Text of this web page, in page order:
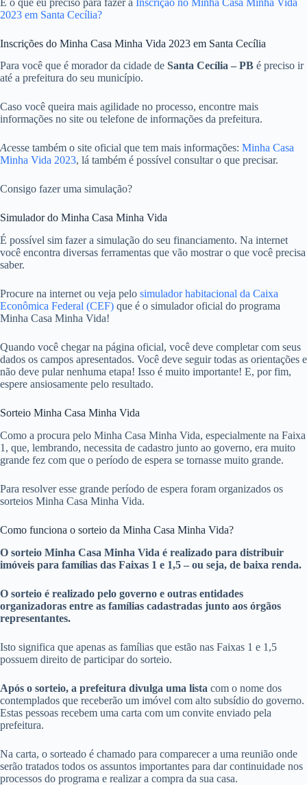
2023 em Santa Cecília?
Inscrições do Minha Casa Minha Vida 2023 em Santa Cecília
Para você que é morador da cidade de Santa Cecília – PB é preciso ir
até a prefeitura do seu município.
Caso você queira mais agilidade no processo, encontre mais
informações no site ou telefone de informações da prefeitura.
Acesse também o site oficial que tem mais informações: Minha Casa
Minha Vida 2023, lá também é possível consultar o que precisar.
Consigo fazer uma simulação?
Simulador do Minha Casa Minha Vida
É possível sim fazer a simulação do seu financiamento. Na internet
você encontra diversas ferramentas que vão mostrar o que você precisa
saber.
Procure na internet ou veja pelo simulador habitacional da Caixa
Econômica Federal (CEF) que é o simulador oficial do programa
Minha Casa Minha Vida!
Quando você chegar na página oficial, você deve completar com seus
dados os campos apresentados. Você deve seguir todas as orientações e
não deve pular nenhuma etapa! Isso é muito importante! E, por fim,
espere ansiosamente pelo resultado.
Sorteio Minha Casa Minha Vida
Como a procura pelo Minha Casa Minha Vida, especialmente na Faixa
1, que, lembrando, necessita de cadastro junto ao governo, era muito
grande fez com que o período de espera se tornasse muito grande.
Para resolver esse grande período de espera foram organizados os
sorteios Minha Casa Minha Vida.
Como funciona o sorteio da Minha Casa Minha Vida?
O sorteio Minha Casa Minha Vida é realizado para distribuir
imóveis para famílias das Faixas 1 e 1,5 – ou seja, de baixa renda.
O sorteio é realizado pelo governo e outras entidades
organizadoras entre as famílias cadastradas junto aos órgãos
representantes.
Isto significa que apenas as famílias que estão nas Faixas 1 e 1,5
possuem direito de participar do sorteio.
Após o sorteio, a prefeitura divulga uma lista com o nome dos
contemplados que receberão um imóvel com alto subsídio do governo.
Estas pessoas recebem uma carta com um convite enviado pela
prefeitura.
Na carta, o sorteado é chamado para comparecer a uma reunião onde
serão tratados todos os assuntos importantes para dar continuidade nos
processos do programa e realizar a compra da sua casa.